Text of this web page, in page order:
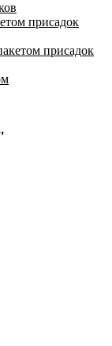
присадок
присадок